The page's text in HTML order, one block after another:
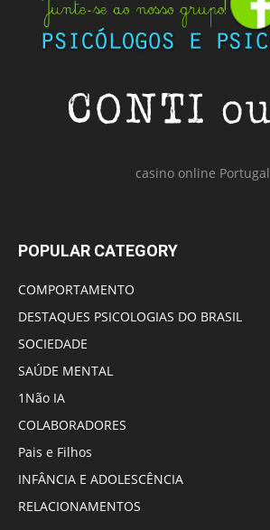
casino online Portugal
POPULAR CATEGORY
COMPORTAMENTO
DESTAQUES PSICOLOGIAS DO BRASIL
SOCIEDADE
SAÚDE MENTAL
1Não IA
COLABORADORES
Pais e Filhos
INFÂNCIA E ADOLESCÊNCIA
RELACIONAMENTOS